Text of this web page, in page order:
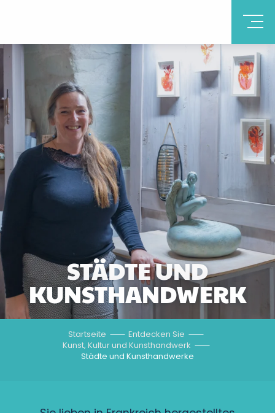
STÄDTE UND
KUNSTHANDWERK
Startseite
Entdecken Sie
Kunst, Kultur und Kunsthandwerk
Städte und Kunsthandwerke